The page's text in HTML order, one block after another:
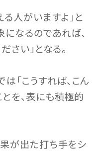
る人がいますよ」と
なるのであれば、
さい」となる。
は「こうすれば、こん
を、表にも積極的
果が出た打ち手をシ